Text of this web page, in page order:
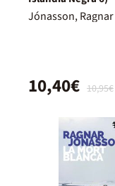
Jónasson, Ragnar
10,95€
10,40€